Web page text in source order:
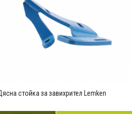
стойка за завихрител Lemken